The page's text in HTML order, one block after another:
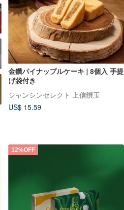
金鑽パイナップルケーキ | 8個入 手提
げ袋付き
シャンシンセレクト 上信饌玉
US$ 15.59
12%OFF